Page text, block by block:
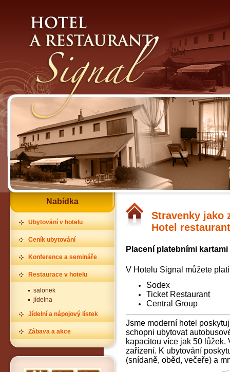
Nabídka
Ubytování v hotelu
Ceník ubytování
Konference a semináře
Restaurace v hotelu
salonek
jídelna
Jídelní a nápojový lístek
Zábava a akce
Stravenky jako
Hotel
Placení platebními
V Hotelu Signal můžete
Sodex
Ticket Restaurant
Central Group
Jsme moderní hotel
schopni ubytovat
kapacitou více jak 50
zařízení. K ubytování
(snídaně, oběd, večeře) a